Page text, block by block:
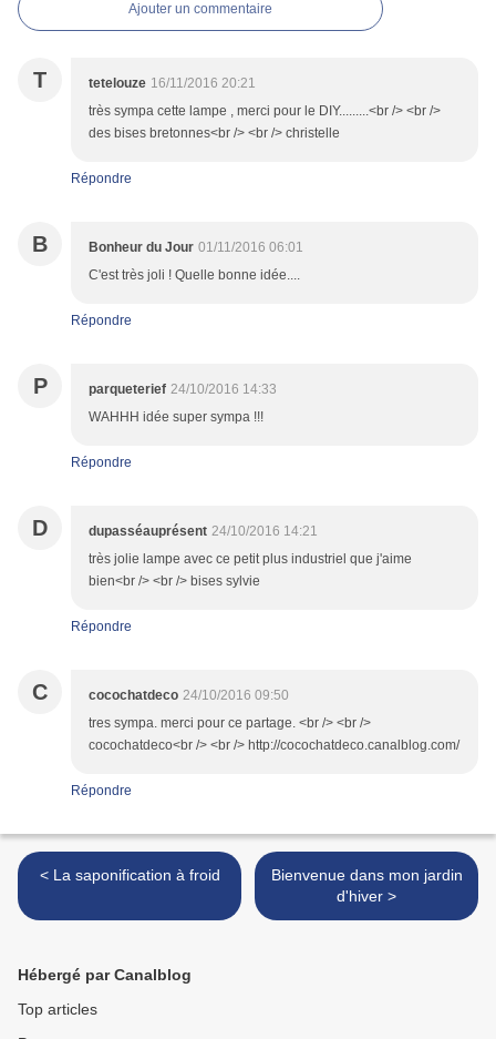
Ajouter un commentaire
T tetelouze 16/11/2016 20:21
très sympa cette lampe , merci pour le DIY.........<br /> <br />
des bises bretonnes<br /> <br /> christelle
Répondre
B Bonheur du Jour 01/11/2016 06:01
C'est très joli ! Quelle bonne idée....
Répondre
P parqueterief 24/10/2016 14:33
WAHHH idée super sympa !!!
Répondre
D dupasséauprésent 24/10/2016 14:21
très jolie lampe avec ce petit plus industriel que j'aime
bien<br /> <br /> bises sylvie
Répondre
C cocochatdeco 24/10/2016 09:50
tres sympa. merci pour ce partage. <br /> <br />
cocochatdeco<br /> <br /> http://cocochatdeco.canalblog.com/
Répondre
< La saponification à froid
Bienvenue dans mon jardin
d'hiver >
Hébergé par Canalblog
Top articles